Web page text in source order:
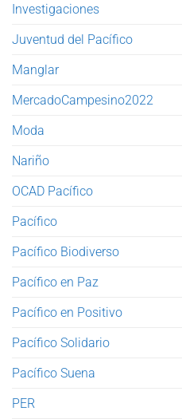
Investigaciones
Juventud del Pacífico
Manglar
MercadoCampesino2022
Moda
Nariño
OCAD Pacífico
Pacífico
Pacífico Biodiverso
Pacífico en Paz
Pacífico en Positivo
Pacífico Solidario
Pacífico Suena
PER